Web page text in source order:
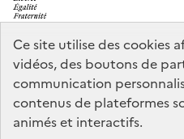
Ce site utilise des cookies
vidéos, des boutons de
communication
contenus de plateformes
animés et interactifs.
legifrance.gouv.fr
service-public.gouv.fr